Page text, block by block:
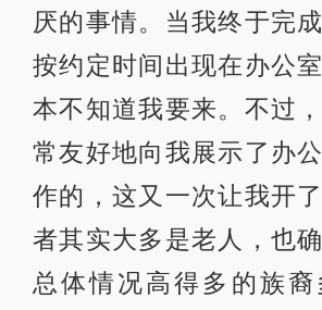
厌的事情。当我终于完
按约定时间出现在办公
本不知道我要来。不过
常友好地向我展示了办
作的，这又一次让我开
者其实大多是老人，也
总体情况高得多的族裔